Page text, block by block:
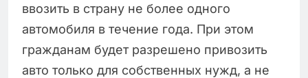
ввозить в страну не более одного
автомобиля в течение года. При этом
гражданам будет разрешено привозить
авто только для собственных нужд, а не